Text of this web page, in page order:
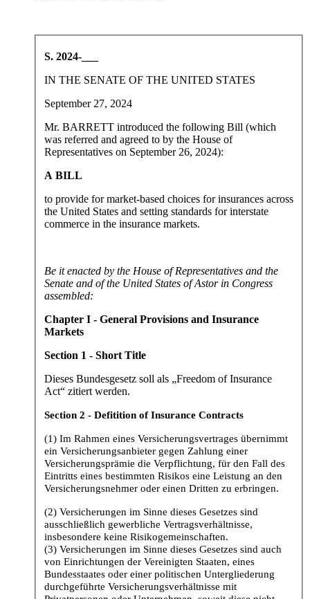
S. 2024-___
IN THE SENATE OF THE UNITED STATES
September 27, 2024
Mr. BARRETT introduced the following Bill (which
was referred and agreed to by the House of
Representatives on September 26, 2024):
A BILL
to provide for market-based choices for insurances across
the United States and setting standards for interstate
commerce in the insurance markets.
Be it enacted by the House of Representatives and the
Senate and of the United States of Astor in Congress
assembled:
Chapter I - General Provisions and Insurance
Markets
Section 1 - Short Title
Dieses Bundesgesetz soll als „Freedom of Insurance
Act“ zitiert werden.
Section 2 - Defitition of Insurance Contracts
(1) Im Rahmen eines Versicherungsvertrages übernimmt
ein Versicherungsanbieter gegen Zahlung einer
Versicherungsprämie die Verpflichtung, für den Fall des
Eintritts eines bestimmten Risikos eine Leistung an den
Versicherungsnehmer oder einen Dritten zu erbringen.
(2) Versicherungen im Sinne dieses Gesetzes sind
ausschließlich gewerbliche Vertragsverhältnisse,
insbesondere keine Risikogemeinschaften.
(3) Versicherungen im Sinne dieses Gesetzes sind auch
von Einrichtungen der Vereinigten Staaten, eines
Bundesstaates oder einer politischen Untergliederung
durchgeführte Versicherungsverhältnisse mit